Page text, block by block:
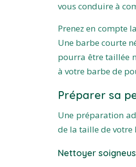
vous conduire à
Prenez en compte
Une barbe courte
pourra être taillée
à votre barbe de
Préparer sa
Une préparation
de la taille de
Nettoyer